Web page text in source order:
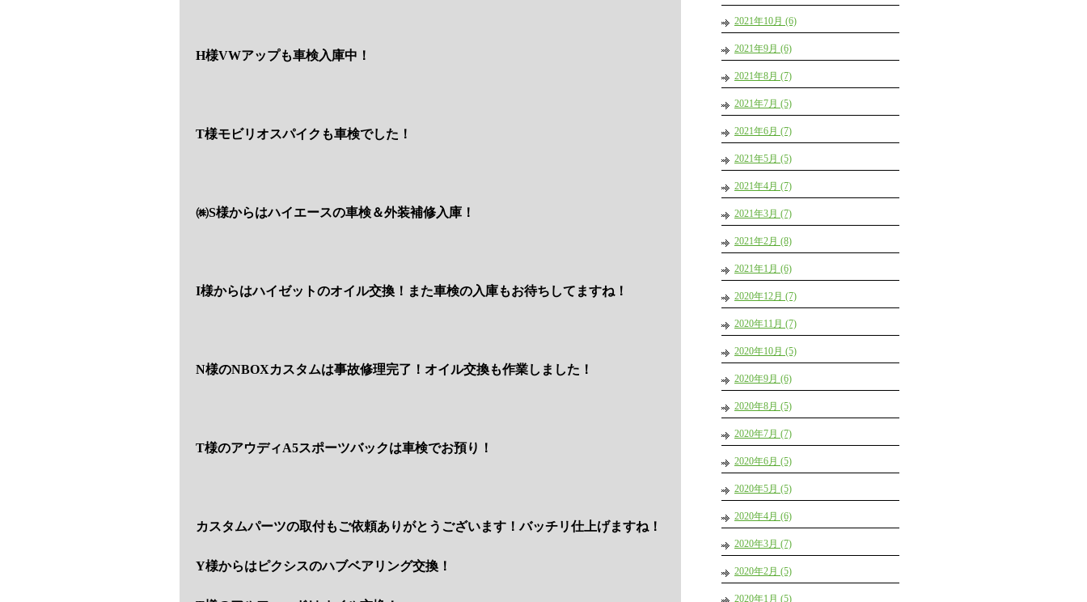
H様VWアップも車検入庫中！
T様モビリオスパイクも車検でした！
㈱S様からはハイエースの車検＆外装補修入庫！
I様からはハイゼットのオイル交換！また車検の入庫もお待ちしてますね！
N様のNBOXカスタムは事故修理完了！オイル交換も作業しました！
T様のアウディA5スポーツバックは車検でお預り！
カスタムパーツの取付もご依頼ありがとうございます！バッチリ仕上げますね！
Y様からはピクシスのハブベアリング交換！
2021年10月 (6)
2021年9月 (6)
2021年8月 (7)
2021年7月 (5)
2021年6月 (7)
2021年5月 (5)
2021年4月 (7)
2021年3月 (7)
2021年2月 (8)
2021年1月 (6)
2020年12月 (7)
2020年11月 (7)
2020年10月 (5)
2020年9月 (6)
2020年8月 (5)
2020年7月 (7)
2020年6月 (5)
2020年5月 (5)
2020年4月 (6)
2020年3月 (7)
2020年2月 (5)
2020年1月 (5)